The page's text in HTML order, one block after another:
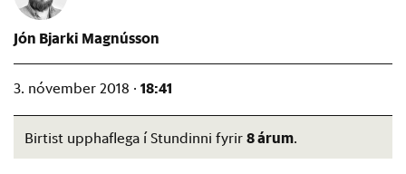
Jón Bjarki Magnússon
3. nóvember 2018 · 18:41
Birtist upphaflega í Stundinni fyrir 8 árum.